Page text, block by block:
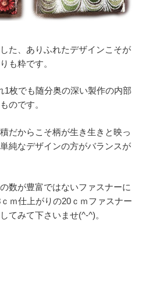
た、ありふれたデザインこそが
も粋です。
1枚でも随分奥の深い製作の内部
のです。
だからこそ柄が生き生きと映っ
純なデザインの方がバランスが
数が豊富ではないファスナーに
ｍ仕上がりの20ｃｍファスナー
てみて下さいませ(^-^)。